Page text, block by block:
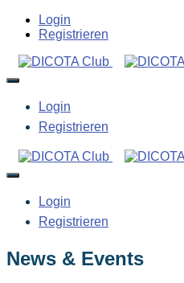
Login
Registrieren
Login
Registrieren
Login
Registrieren
News & Events